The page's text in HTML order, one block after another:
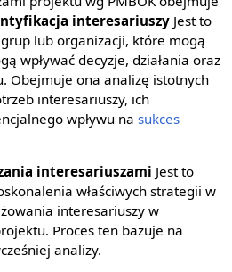
interesariuszyJest to
lub organizacji, które mogą
wpływać decyzje, działania oraz
Obejmuje ona analizę istotnych
interesariuszy, ich
wpływu na sukces
interesariuszami Jest to
właściwych strategii w
interesariuszy w
Proces ten bazuje na
analizy.